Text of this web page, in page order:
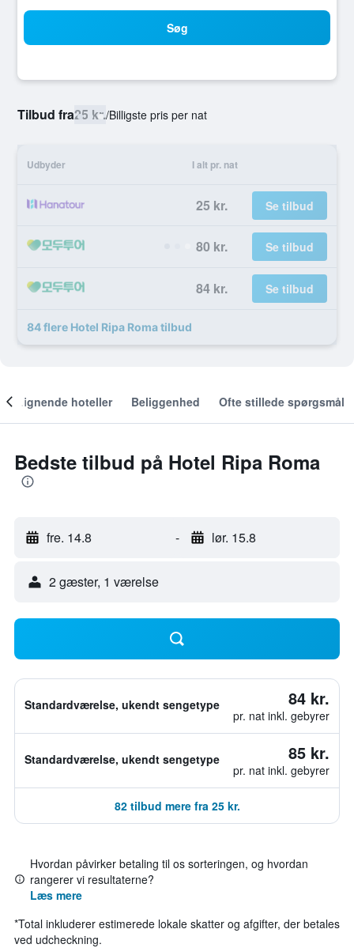
Søg
Tilbud fra25 kr./Billigste pris per nat
Udbyder I alt pr. nat
25 kr. Se tilbud
80 kr. Se tilbud
84 kr. Se tilbud
84 flere Hotel Ripa Roma tilbud
Lignende hoteller Beliggenhed Ofte stillede spørgsmål
Bedste tilbud på Hotel Ripa Roma
fre. 14.8 - lør. 15.8
2 gæster, 1 værelse
Standardværelse, ukendt sengetype 84 kr.
pr. nat inkl. gebyrer
Standardværelse, ukendt sengetype 85 kr.
pr. nat inkl. gebyrer
82 tilbud mere fra 25 kr.
Hvordan påvirker betaling til os sorteringen, og hvordan
rangerer vi resultaterne?
Læs mere
*Total inkluderer estimerede lokale skatter og afgifter, der betales
ved udcheckning.